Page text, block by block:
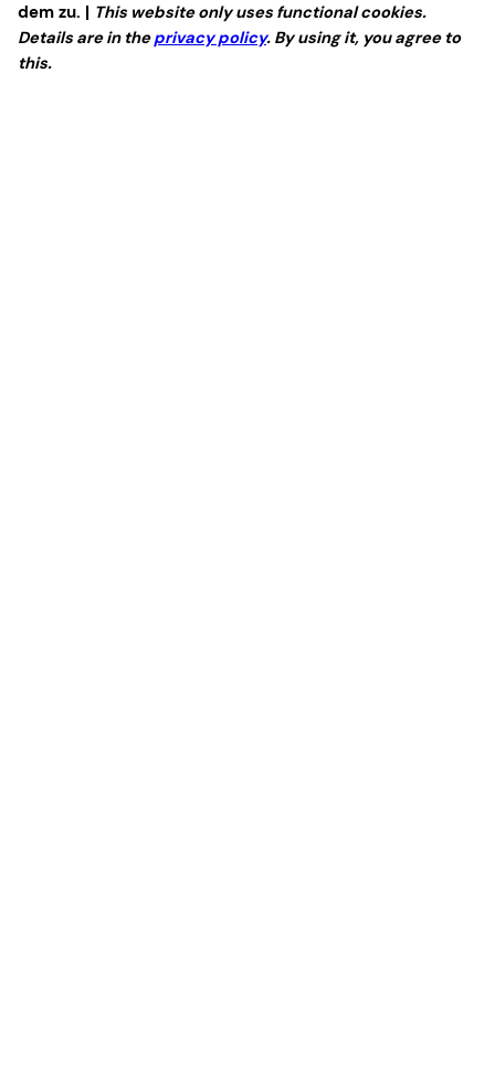
dem zu. | This website only uses functional cookies.
Details are in theprivacy policy. By using it, you agree to
this.